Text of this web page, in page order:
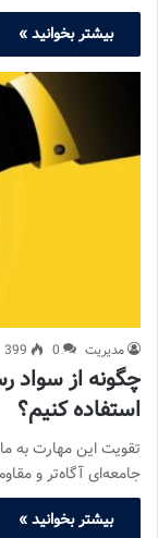
بیشتر بخوانید »
مدیریت 0
399
چگونه از سواد
استفاده کنیم؟
تقویت این مهارت به
جامعه‌ای آگاه‌تر و
بیشتر بخوانید »